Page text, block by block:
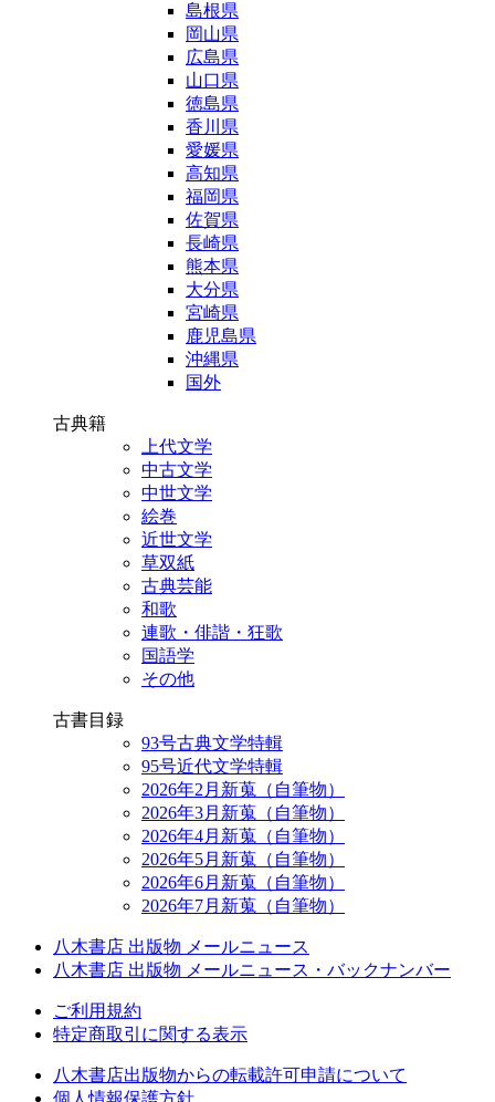
島根県
岡山県
広島県
山口県
徳島県
香川県
愛媛県
高知県
福岡県
佐賀県
長崎県
熊本県
大分県
宮崎県
鹿児島県
沖縄県
国外
古典籍
上代文学
中古文学
中世文学
絵巻
近世文学
草双紙
古典芸能
和歌
連歌・俳諧・狂歌
国語学
その他
古書目録
93号古典文学特輯
95号近代文学特輯
2026年2月新蒐（自筆物）
2026年3月新蒐（自筆物）
2026年4月新蒐（自筆物）
2026年5月新蒐（自筆物）
2026年6月新蒐（自筆物）
2026年7月新蒐（自筆物）
八木書店 出版物 メールニュース
八木書店 出版物 メールニュース・バックナンバー
ご利用規約
特定商取引に関する表示
八木書店出版物からの転載許可申請について